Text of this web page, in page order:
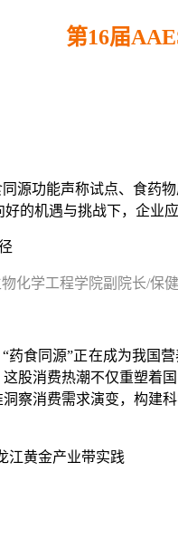
第16届
源功能声称试点、食药
的机遇与挑战下，企业
化学工程学院副院长/保
食同源”正在成为我国
股消费热潮不仅重塑着
察消费需求演变，构建
江黄金产业带实践